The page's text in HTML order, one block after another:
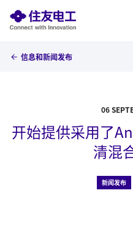
信息和新闻发布
06
开始提供采用了
清混
新闻发布